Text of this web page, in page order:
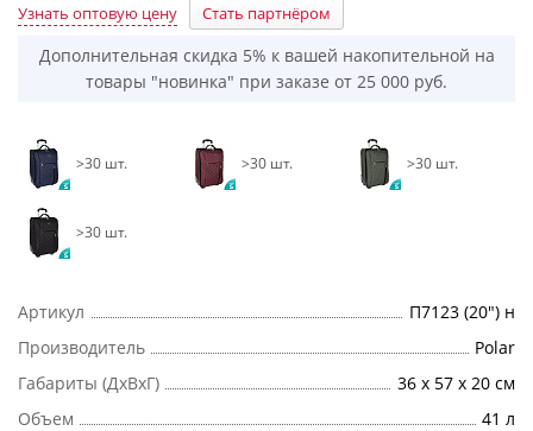
Узнать оптовую цену Стать партнёром
Дополнительная скидка 5% к вашей накопительной на
товары "новинка" при заказе от 25 000 руб.
>30 шт. >30 шт. >30 шт.
>30 шт.
Артикул
П7123 (20") н
Производитель
Polar
Габариты (ДхВхГ)
36 х 57 х 20 см
Объем
41 л